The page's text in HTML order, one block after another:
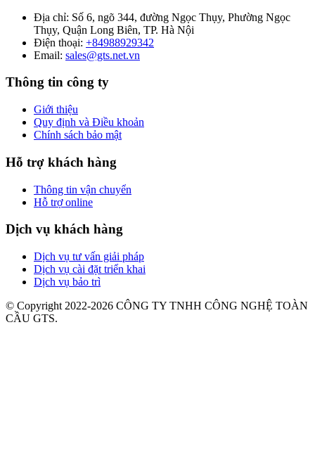
Địa chỉ: Số 6, ngõ 344, đường Ngọc Thụy, Phường Ngọc
Thụy, Quận Long Biên, TP. Hà Nội
Điện thoại: +84988929342
Email: sales@gts.net.vn
Thông tin công ty
Giới thiệu
Quy định và Điều khoản
Chính sách bảo mật
Hỗ trợ khách hàng
Thông tin vận chuyển
Hỗ trợ online
Dịch vụ khách hàng
Dịch vụ tư vấn giải pháp
Dịch vụ cài đặt triển khai
Dịch vụ bảo trì
© Copyright 2022-2026 CÔNG TY TNHH CÔNG NGHỆ TOÀN
CẦU GTS.